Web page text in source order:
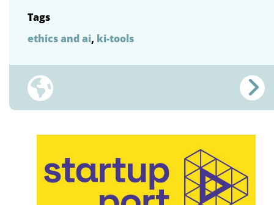
Tags
ethics and ai, ki-tools